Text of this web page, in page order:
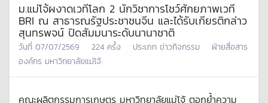
ม.แม่โจ้ผงาดเวทีโลก 2 นักวิชาการโชว์ศักยภาพเวที
BRI ณ สาธารณรัฐประชาชนจีน และได้รับเกียรติกล่าว
สุนทรพจน์ ปิดสัมมนาระดับนานาชาติ
วันที่ 07/07/2569 224 ครั้ง ประเภท ข่าวกิจกรรม
ฝ่ายสื่อสาร
องค์กร มหาวิทยาลัยแม่โจ้
คณะผลิตกรรมการเกษตร มหาวิทยาลัยแม่โจ้ ตอกย้ำความ